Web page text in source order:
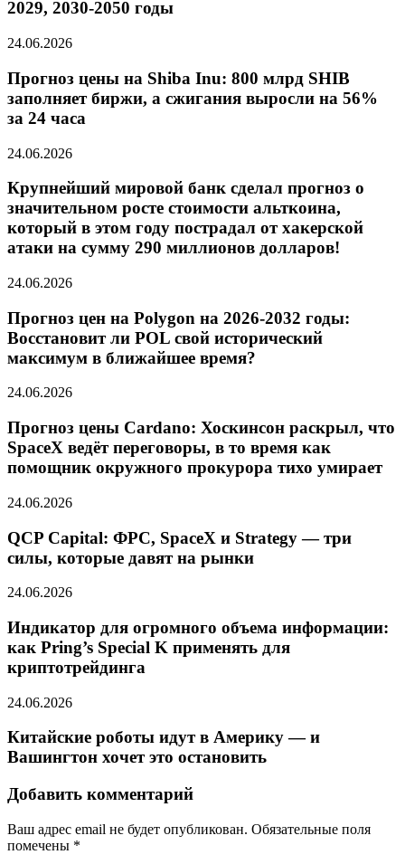
2029, 2030-2050 годы
24.06.2026
Прогноз цены на Shiba Inu: 800 млрд SHIB
заполняет биржи, а сжигания выросли на 56%
за 24 часа
24.06.2026
Крупнейший мировой банк сделал прогноз о
значительном росте стоимости альткоина,
который в этом году пострадал от хакерской
атаки на сумму 290 миллионов долларов!
24.06.2026
Прогноз цен на Polygon на 2026-2032 годы:
Восстановит ли POL свой исторический
максимум в ближайшее время?
24.06.2026
Прогноз цены Cardano: Хоскинсон раскрыл, что
SpaceX ведёт переговоры, в то время как
помощник окружного прокурора тихо умирает
24.06.2026
QCP Capital: ФРС, SpaceX и Strategy — три
силы, которые давят на рынки
24.06.2026
Индикатор для огромного объема информации:
как Pring’s Special K применять для
криптотрейдинга
24.06.2026
Китайские роботы идут в Америку — и
Вашингтон хочет это остановить
Добавить комментарий
Ваш адрес email не будет опубликован. Обязательные поля
помечены *